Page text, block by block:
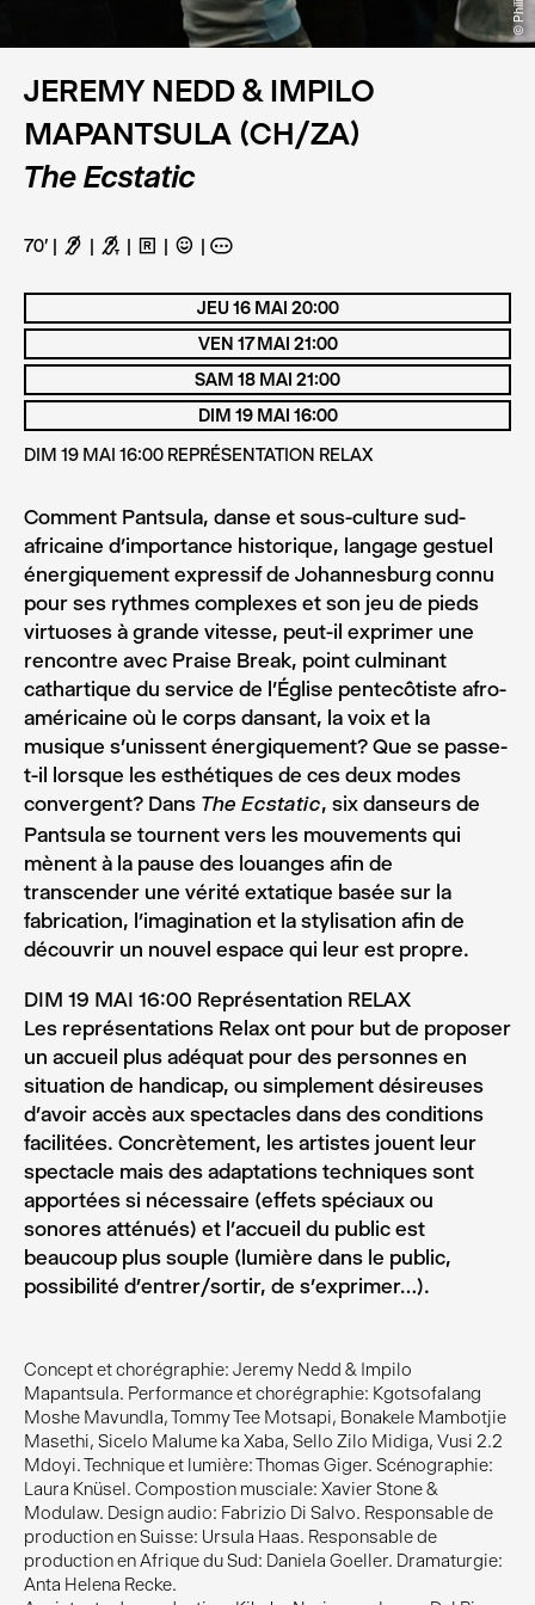
JEREMY NEDD & IMPILO
MAPANTSULA (CH/ZA)
The Ecstatic
70' F G H C A
Concept et chorégraphie: Jeremy Nedd & Impilo
Mapantsula. Performance et chorégraphie: Kgotsofalang
Moshe Mavundla, Tommy Tee Motsapi, Bonakele Mambotjie
Masethi, Sicelo Malume ka Xaba, Sello Zilo Midiga, Vusi 2.2
Mdoyi. Technique et lumière: Thomas Giger. Scénographie:
Laura Knüsel. Compostion musciale: Xavier Stone &
Modulaw. Design audio: Fabrizio Di Salvo. Responsable de
production en Suisse: Ursula Haas. Responsable de
production en Afrique du Sud: Daniela Goeller. Dramaturgie:
Anta Helena Recke.
Comment Pantsula, danse et sous-culture sud-
africaine d’importance historique, langage gestuel
énergiquement expressif de Johannesburg connu
pour ses rythmes complexes et son jeu de pieds
virtuoses à grande vitesse, peut-il exprimer une
rencontre avec Praise Break, point culminant
cathartique du service de l’Église pentecôtiste afro-
américaine où le corps dansant, la voix et la
musique s’unissent énergiquement? Que se passe-
t-il lorsque les esthétiques de ces deux modes
convergent? Dans The Ecstatic, six danseurs de
Pantsula se tournent vers les mouvements qui
mènent à la pause des louanges afin de
transcender une vérité extatique basée sur la
fabrication, l’imagination et la stylisation afin de
découvrir un nouvel espace qui leur est propre.
DIM 19 MAI 16:00 Représentation RELAX
Les représentations Relax ont pour but de proposer
un accueil plus adéquat pour des personnes en
situation de handicap, ou simplement désireuses
d’avoir accès aux spectacles dans des conditions
facilitées. Concrètement, les artistes jouent leur
spectacle mais des adaptations techniques sont
apportées si nécessaire (effets spéciaux ou
sonores atténués) et l’accueil du public est
beaucoup plus souple (lumière dans le public,
possibilité d’entrer/sortir, de s’exprimer…).
JEU 16 MAI 20:00
VEN 17 MAI 21:00
SAM 18 MAI 21:00
DIM 19 MAI 16:00
DIM 19 MAI 16:00 REPRÉSENTATION RELAX